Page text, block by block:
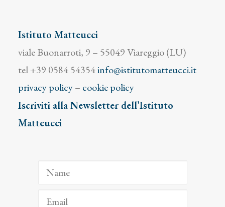
Istituto Matteucci
viale Buonarroti, 9 – 55049 Viareggio (LU)
tel +39 0584 54354info@istitutomatteucci.it
privacy policy– cookie policy
Iscriviti alla Newsletter dell’Istituto
Matteucci